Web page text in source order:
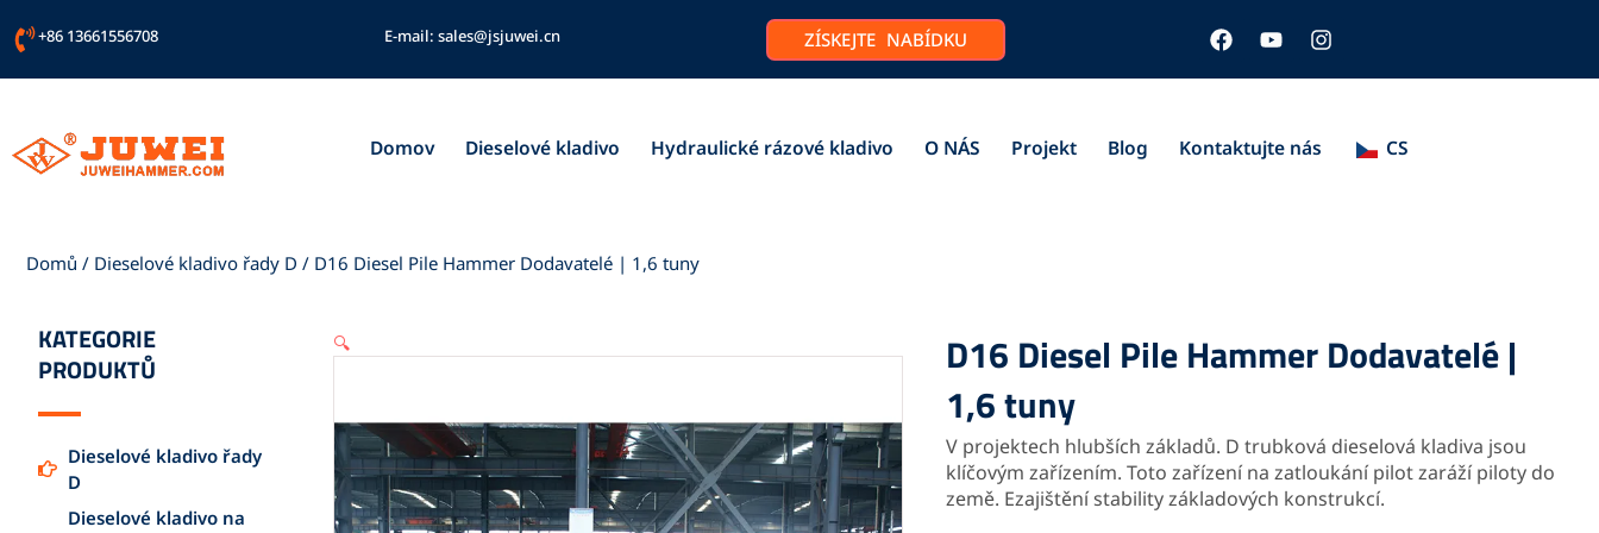
na
+86 13661556708 E-mail: sales@jsjuwei.cn ZÍSKEJTE NABÍDKU F
a
c
o
o
Y
o
u
b
e
I
n
s
g
r
Domov Dieselové kladivo Hydraulické rázové kladivo O NÁS Projekt Blog Kontaktujte nás CS
Domů / Dieselové kladivo řady D / D16 Diesel Pile Hammer Dodavatelé | 1,6 tuny
KATEGORIE
PRODUKTŮ
Dieselové kladivo řady
D
Dieselové kladivo na
🔍
D16 Diesel Pile Hammer Dodavatelé |
1,6 tuny
V projektech hlubších základů. D trubková dieselová kladiva jsou
klíčovým zařízením.Toto zařízení na zatloukání pilot zaráží piloty do
země. Ezajištění stability základových konstrukcí.